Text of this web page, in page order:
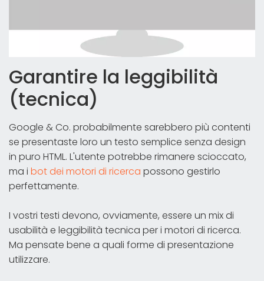
Garantire la leggibilità
(tecnica)
Google & Co. probabilmente sarebbero più contenti
se presentaste loro un testo semplice senza design
in puro HTML. L'utente potrebbe rimanere scioccato,
ma i bot dei motori di ricerca possono gestirlo
perfettamente.
I vostri testi devono, ovviamente, essere un mix di
usabilità e leggibilità tecnica per i motori di ricerca.
Ma pensate bene a quali forme di presentazione
utilizzare.